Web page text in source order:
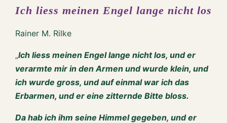
Ich liess meinen Engel lange nicht los
Rainer M. Rilke
„Ich liess meinen Engel lange nicht los, und er
verarmte mir in den Armen und wurde klein, und
ich wurde gross, und auf einmal war ich das
Erbarmen, und er eine zitternde Bitte bloss.
Da hab ich ihm seine Himmel gegeben, und er